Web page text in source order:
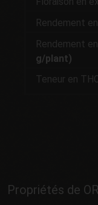
Rendement
Rendement
g/plant)
Teneur en
Propriétés de